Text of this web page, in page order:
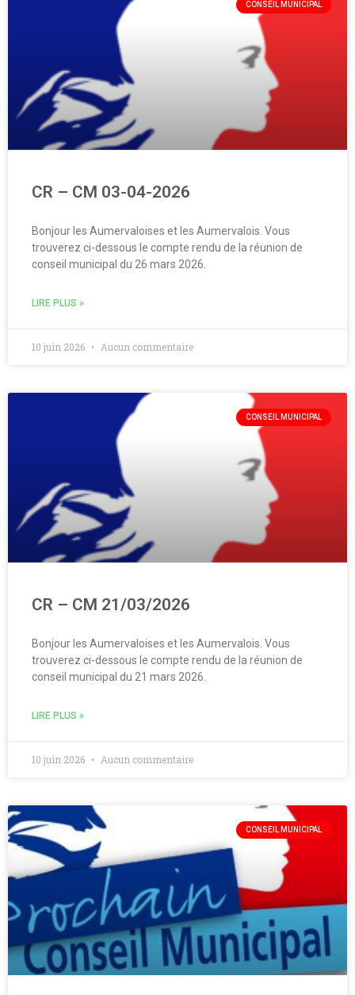
CONSEIL MUNICIPAL
CR – CM 03-04-2026
Bonjour les Aumervaloises et les Aumervalois. Vous
trouverez ci-dessous le compte rendu de la réunion de
conseil municipal du 26 mars 2026.
LIRE PLUS »
10 juin 2026 Aucun commentaire
CONSEIL MUNICIPAL
CR – CM 21/03/2026
Bonjour les Aumervaloises et les Aumervalois. Vous
trouverez ci-dessous le compte rendu de la réunion de
conseil municipal du 21 mars 2026.
LIRE PLUS »
10 juin 2026 Aucun commentaire
CONSEIL MUNICIPAL